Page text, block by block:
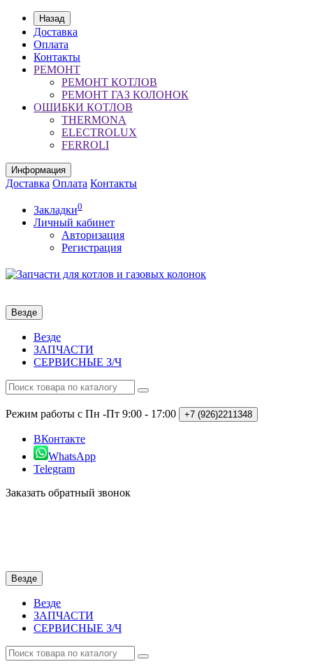
Назад
Доставка
Оплата
Контакты
РЕМОНТ
РЕМОНТ КОТЛОВ
РЕМОНТ ГАЗ КОЛОНОК
ОШИБКИ КОТЛОВ
THERMONA
ELECTROLUX
FERROLI
Информация
Доставка Оплата Контакты
Закладки0
Личный кабинет
Авторизация
Регистрация
Везде
Везде
ЗАПЧАСТИ
СЕРВИСНЫЕ З/Ч
Режим работы с Пн -Пт 9:00 - 17:00 +7 (926)2211348
ВКонтакте
WhatsApp
Telegram
Заказать обратный звонок
Везде
Везде
ЗАПЧАСТИ
СЕРВИСНЫЕ З/Ч